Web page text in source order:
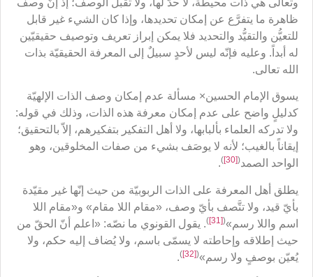
وتعالى هي ذات محيطة، لا حدّ لها، ولا تقبل الوصف؛ إذ إنّ وصف
ظاهرة ما يتفرَّع عن إمكان تحديدها، وإذا كان الشيء غير قابل
للتعيُّن والتقيُّد والتحديد فلا يمكن إبراز تعريف وتوصيف حقيقيّين
له أبداً. وعليه فإنّه ليس لأحدٍ سبيلٌ إلى المعرفة الحقيقيّة بذات
الله تعالى.
يسوق الإمام الحسين× مسألة عدم إمكان وصف الذات الإلهيّة
كدليلٍ واضح على عدم إمكان معرفة هذه الذات، وذلك في قوله:
ولا تدركه العلماء بألبابها، ولا أهل التفكير بتفكيرهم، إلاّ بالتحقيق؛
إيقاناً بالغيب؛ لأنه لا يوصَف بشيء من صفات المخلوقين، وهو
الواحد الصمد(
[30]
)
.
يطلق أهل المعرفة على الذات الربوبيّة من حيث إنّها غير مقيّدة
بأيّ قيد، ولا تتَّصف بأيّ وصف، «مقام اللا مقام» و«مقام اللا
اسم واللا رسم»(
[31]
). يقول القونوي ما نصّه: «اعلم أنّ الحقّ من
حيث إطلاقه وإحاطته لا يسمّى باسم، ولا يُضاف إليه حكم، ولا
يُعيّن بوصفٍ ولا رسم»(
[32]
)
.